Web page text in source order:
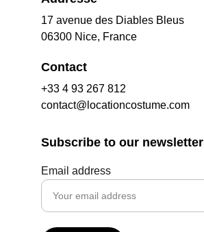
17 avenue des Diables Bleus
06300 Nice, France
Contact
+33 4 93 267 812
contact@locationcostume.com
Subscribe to our newsletter
Email address